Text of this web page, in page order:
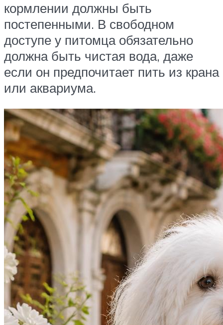
кормлении должны быть
постепенными. В свободном
доступе у питомца обязательно
должна быть чистая вода, даже
если он предпочитает пить из крана
или аквариума.